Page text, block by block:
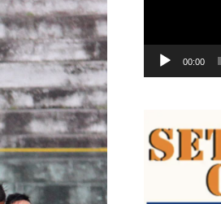
00:00